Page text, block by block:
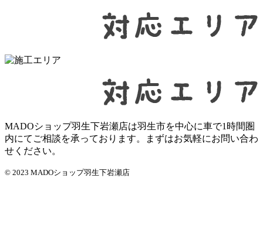
MADOショップ羽生下岩瀬店は羽生市を中心に車で1時間圏
内にてご相談を承っております。まずはお気軽にお問い合わ
せください。
© 2023 MADOショップ羽生下岩瀬店